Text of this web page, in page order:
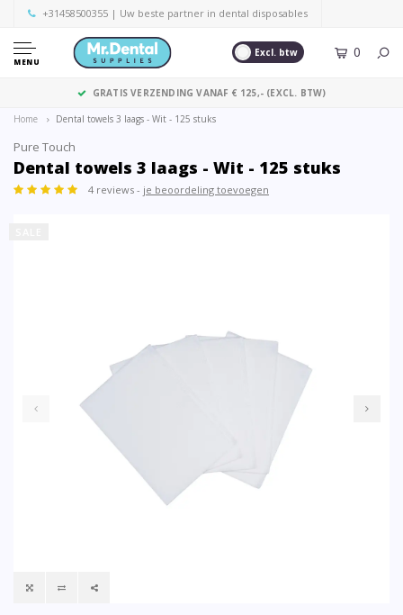
+31458500355 | Uw beste partner in dental disposables
MENU
Excl. btw 0
GRATIS VERZENDING VANAF € 125,- (EXCL. BTW)
Home Dental towels 3 laags - Wit - 125 stuks
Pure Touch
Dental towels 3 laags - Wit - 125 stuks
4 reviews - je beoordeling toevoegen